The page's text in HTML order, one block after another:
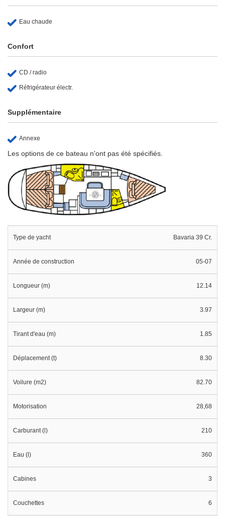
Eau chaude
Confort
CD / radio
Réfrigérateur électr.
Supplémentaire
Annexe
Les options de ce bateau n'ont pas été spécifiés.
Type de yacht Bavaria 39 Cr.
Année de construction 05-07
Longueur (m) 12.14
Largeur (m) 3.97
Tirant d'eau (m) 1.85
Déplacement (t) 8.30
Voilure (m2) 82.70
Motorisation 28,68
Carburant (l) 210
Eau (l) 360
Cabines 3
Couchettes 6